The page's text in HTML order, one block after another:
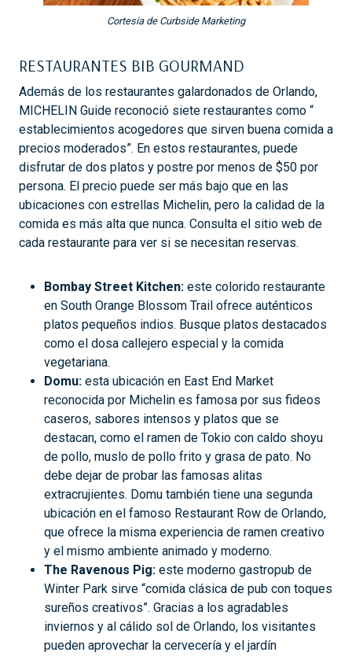
Cortesía de Curbside Marketing
RESTAURANTES BIB GOURMAND
Además de los restaurantes galardonados de Orlando,
MICHELIN Guide reconoció siete restaurantes como “
establecimientos acogedores que sirven buena comida a
precios moderados”. En estos restaurantes, puede
disfrutar de dos platos y postre por menos de $50 por
persona. El precio puede ser más bajo que en las
ubicaciones con estrellas Michelin, pero la calidad de la
comida es más alta que nunca. Consulta el sitio web de
cada restaurante para ver si se necesitan reservas.
Bombay Street Kitchen: este colorido restaurante
en South Orange Blossom Trail ofrece auténticos
platos pequeños indios. Busque platos destacados
como el dosa callejero especial y la comida
vegetariana.
Domu: esta ubicación en East End Market
reconocida por Michelin es famosa por sus fideos
caseros, sabores intensos y platos que se
destacan, como el ramen de Tokio con caldo shoyu
de pollo, muslo de pollo frito y grasa de pato. No
debe dejar de probar las famosas alitas
extracrujientes. Domu también tiene una segunda
ubicación en el famoso Restaurant Row de Orlando,
que ofrece la misma experiencia de ramen creativo
y el mismo ambiente animado y moderno.
The Ravenous Pig: este moderno gastropub de
Winter Park sirve “comida clásica de pub con toques
sureños creativos”. Gracias a los agradables
inviernos y al cálido sol de Orlando, los visitantes
pueden aprovechar la cervecería y el jardín